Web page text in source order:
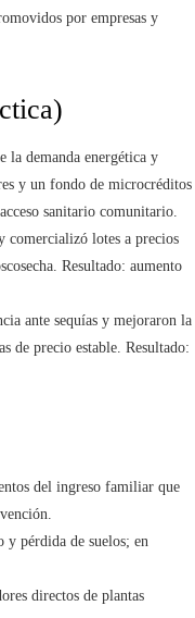
por empresas y
la demanda energética y
y un fondo de microcréditos
sanitario comunitario.
comercializó lotes a precios
Resultado: aumento
ante sequías y mejoraron la
de precio estable. Resultado:
del ingreso familiar que
y pérdida de suelos; en
directos de plantas